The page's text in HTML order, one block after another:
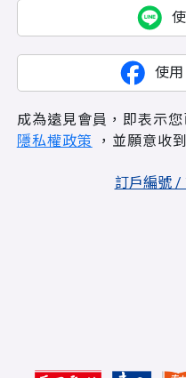
使用
成為遠見會員，即表示
隱私權政策 ，並願意收
訂戶編號 /